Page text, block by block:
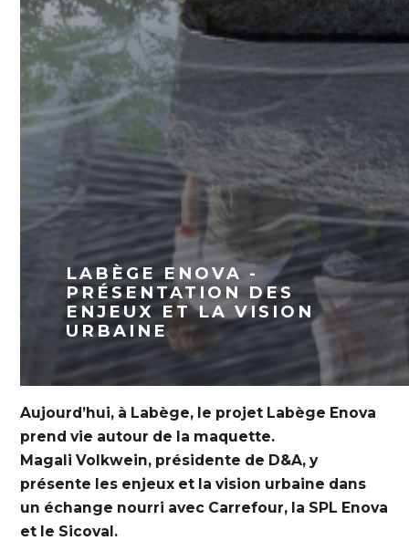
LABÈGE ENOVA -
PRÉSENTATION DES
ENJEUX ET LA VISION
URBAINE
Aujourd’hui, à Labège, le projet Labège Enova
prend vie autour de la maquette.
Magali Volkwein, présidente de D&A, y
présente les enjeux et la vision urbaine dans
un échange nourri avec Carrefour, la SPL Enova
et le Sicoval.